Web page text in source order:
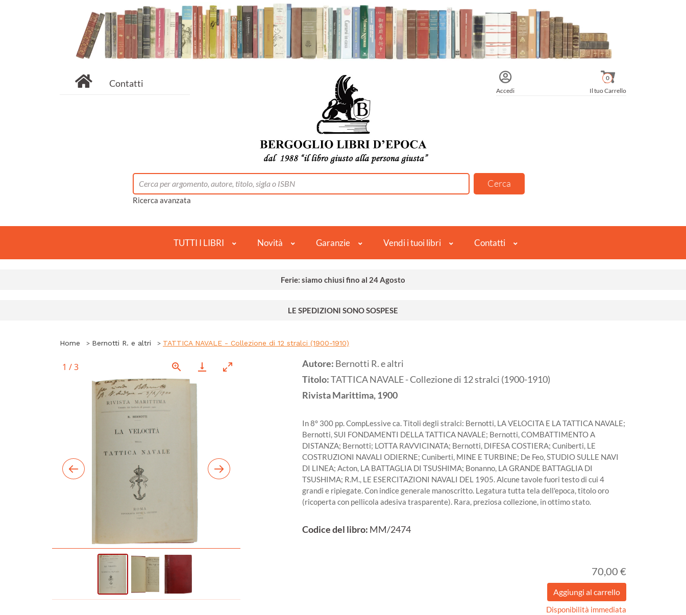
Contatti
Accedi Il tuo Carrello
0
Ricerca avanzata
TUTTI I LIBRI Novità Garanzie Vendi i tuoi libri Contatti
Ferie: siamo chiusi fino al 24 Agosto
LE SPEDIZIONI SONO SOSPESE
Home Bernotti R. e altri TATTICA NAVALE - Collezione di 12 stralci (1900-1910)
1 /3 Autore: Bernotti R. e altri
Titolo:TATTICA NAVALE - Collezione di 12 stralci (1900-1910)
Rivista Marittima,1900
In 8° 300 pp. CompLessive ca. Titoli degli stralci: Bernotti, LA VELOCITA E LA TATTICA NAVALE;
Bernotti, SUI FONDAMENTI DELLA TATTICA NAVALE; Bernotti, COMBATTIMENTO A
DISTANZA; Bernotti; LOTTA RAVVICINATA; Bernotti, DIFESA COSTIERA; Cuniberti, LE
COSTRUZIONI NAVALI ODIERNE; Cuniberti, MINE E TURBINE; De Feo, STUDIO SULLE NAVI
DI LINEA; Acton, LA BATTAGLIA DI TSUSHIMA; Bonanno, LA GRANDE BATTAGLIA DI
TSUSHIMA; R.M., LE ESERCITAZIONI NAVALI DEL 1905. Alcune tavole fuori testo di cui 4
grandi e ripiegate. Con indice generale manoscritto. Legatura tutta tela dell'epoca, titolo oro
(ricoperta con pellicola adesiva trasparente). Rara, preziosa collezione, in ottimo stato.
Codice del libro: MM/2474
70,00 €
Disponibilità immediata